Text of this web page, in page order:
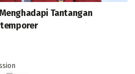
Tantangan